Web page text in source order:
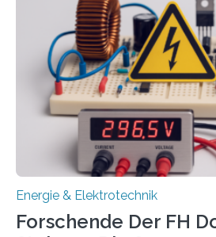
Sozialfonds Plus (ESF+)
Gesamtsumme von mehr als zwei
Damit zählt die Hochschule zu
Gewinnerinnen der aktuellen
Bayerischen
Mittelpunkt steht der direkte
wissenschaftliche Erkenntnisse
Energie & Elektrotechnik
Forschende Der FH